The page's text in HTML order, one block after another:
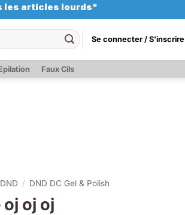
les articles lourds*
Se connecter / S’inscrire
Faux Cils
DND / DND DC Gel & Polish
oj oj oj